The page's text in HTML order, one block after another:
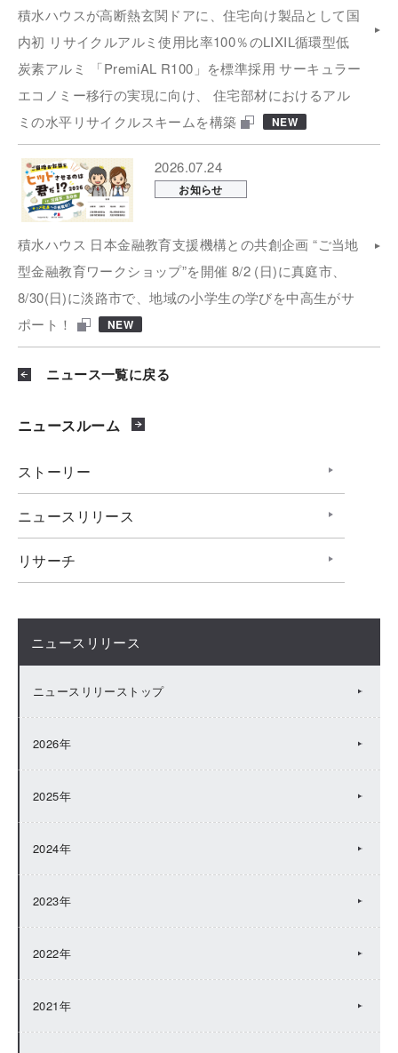
積水ハウスが高断熱玄関ドアに、住宅向け製品として国
内初 リサイクルアルミ使用比率100％のLIXIL循環型低
炭素アルミ 「PremiAL R100」を標準採用 サーキュラー
エコノミー移行の実現に向け、 住宅部材におけるアル
ミの水平リサイクルスキームを構築
NEW
2026.07.24
お知らせ
積水ハウス 日本金融教育支援機構との共創企画 “ご当地
型金融教育ワークショップ”を開催 8/2 (日)に真庭市、
8/30(日)に淡路市で、地域の小学生の学びを中高生がサ
ポート！
NEW
ニュース一覧に戻る
ニュースルーム
ストーリー
ニュースリリース
リサーチ
ニュースリリース
ニュースリリーストップ
2026年
2025年
2024年
2023年
2022年
2021年